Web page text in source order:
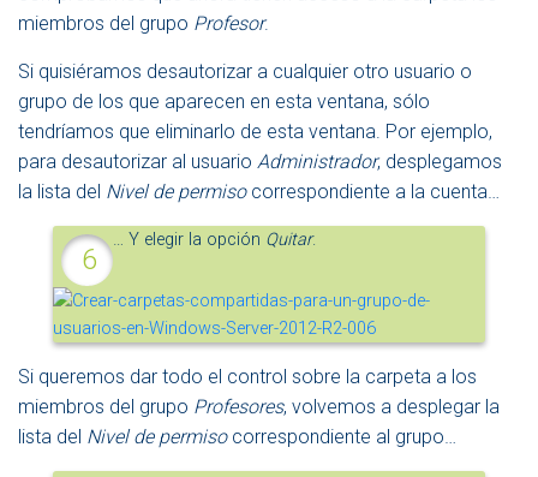
miembros del grupo Profesor.
Si quisiéramos desautorizar a cualquier otro usuario o
grupo de los que aparecen en esta ventana, sólo
tendríamos que eliminarlo de esta ventana. Por ejemplo,
para desautorizar al usuario Administrador, desplegamos
la lista del Nivel de permisocorrespondiente a la cuenta…
… Y elegir la opción Quitar.
Si queremos dar todo el control sobre la carpeta a los
miembros del grupo Profesores, volvemos a desplegar la
lista del Nivel de permisocorrespondiente al grupo…